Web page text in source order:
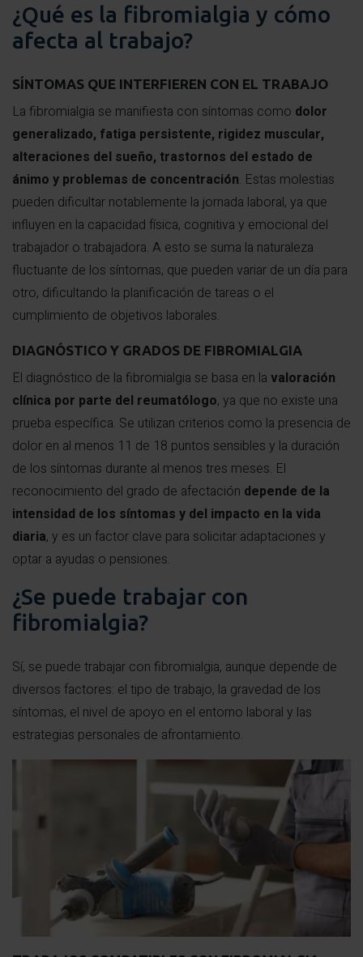
¿Qué es la fibromialgia y cómo
afecta al trabajo?
SÍNTOMAS QUE INTERFIEREN CON EL TRABAJO
La fibromialgia se manifiesta con síntomas como dolor
generalizado, fatiga persistente, rigidez muscular,
alteraciones del sueño, trastornos del estado de
ánimo y problemas de concentración. Estas molestias
pueden dificultar notablemente la jornada laboral, ya que
influyen en la capacidad física, cognitiva y emocional del
trabajador o trabajadora. A esto se suma la naturaleza
fluctuante de los síntomas, que pueden variar de un día para
otro, dificultando la planificación de tareas o el
cumplimiento de objetivos laborales.
DIAGNÓSTICO Y GRADOS DE FIBROMIALGIA
El diagnóstico de la fibromialgia se basa en la valoración
clínica por parte del reumatólogo, ya que no existe una
prueba específica. Se utilizan criterios como la presencia de
dolor en al menos 11 de 18 puntos sensibles y la duración
de los síntomas durante al menos tres meses. El
reconocimiento del grado de afectación depende de la
intensidad de los síntomas y del impacto en la vida
diaria, y es un factor clave para solicitar adaptaciones y
optar a ayudas o pensiones.
¿Se puede trabajar con
fibromialgia?
Sí, se puede trabajar con fibromialgia, aunque depende de
diversos factores: el tipo de trabajo, la gravedad de los
síntomas, el nivel de apoyo en el entorno laboral y las
estrategias personales de afrontamiento.